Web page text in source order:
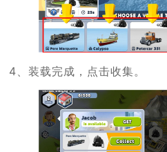
4、装载完成，点击收集。